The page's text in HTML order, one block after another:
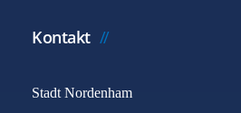
Kontakt
Stadt Nordenham